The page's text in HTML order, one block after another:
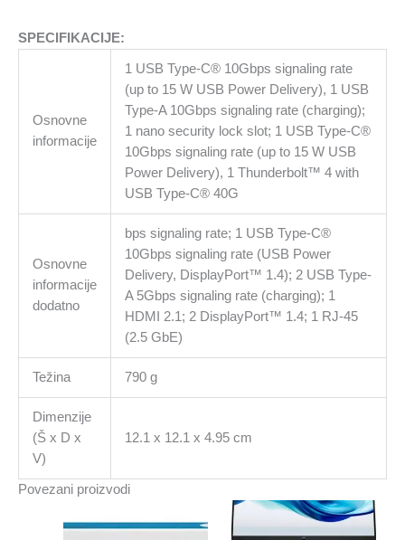
SPECIFIKACIJE:
Osnovne
informacije
1 USB Type-C® 10Gbps signaling rate
(up to 15 W USB Power Delivery), 1 USB
Type-A 10Gbps signaling rate (charging);
1 nano security lock slot; 1 USB Type-C®
10Gbps signaling rate (up to 15 W USB
Power Delivery), 1 Thunderbolt™ 4 with
USB Type-C® 40G
Osnovne
informacije
dodatno
bps signaling rate; 1 USB Type-C®
10Gbps signaling rate (USB Power
Delivery, DisplayPort™ 1.4); 2 USB Type-
A 5Gbps signaling rate (charging); 1
HDMI 2.1; 2 DisplayPort™ 1.4; 1 RJ-45
(2.5 GbE)
Težina 790 g
Dimenzije
(Š x D x
V)
12.1 x 12.1 x 4.95 cm
Povezani proizvodi